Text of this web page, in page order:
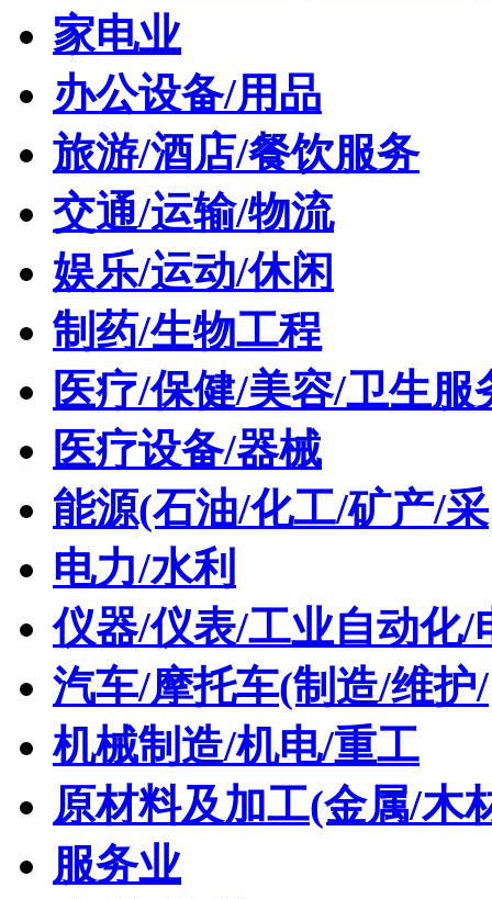
家电业
办公设备/用品
旅游/酒店/餐饮服务
交通/运输/物流
娱乐/运动/休闲
制药/生物工程
医疗/保健/美容/卫生服
医疗设备/器械
能源(石油/化工/矿产/采
电力/水利
仪器/仪表/工业自动化/
汽车/摩托车(制造/维护/
机械制造/机电/重工
原材料及加工(金属/木
服务业